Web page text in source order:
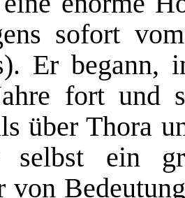
sofort
Er begann,
fort und
über Thora
selbst ein
von